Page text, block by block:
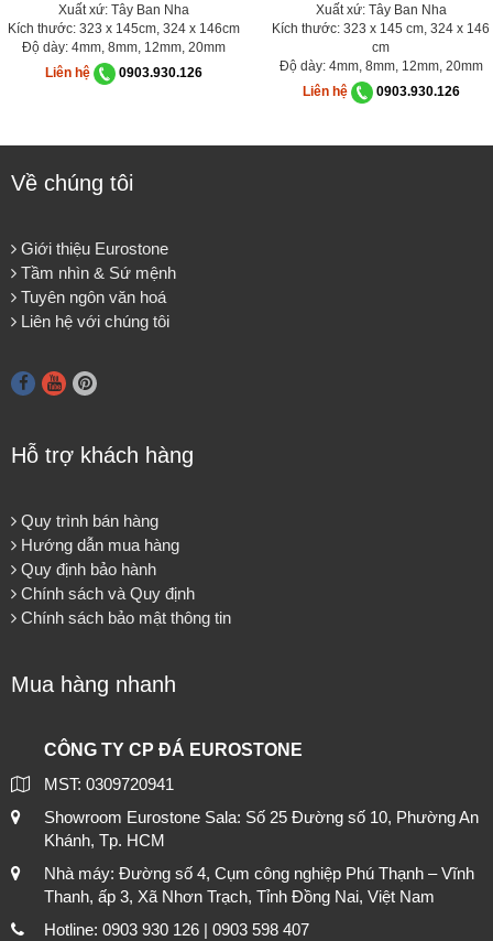
Xuất xứ: Tây Ban Nha
Kích thước: 323 x 145cm, 324 x 146cm
Độ dày: 4mm, 8mm, 12mm, 20mm
Liên hệ
0903.930.126
Xuất xứ: Tây Ban Nha
Kích thước: 323 x 145 cm, 324 x 146
cm
Độ dày: 4mm, 8mm, 12mm, 20mm
Liên hệ
0903.930.126
Về chúng tôi
Giới thiệu Eurostone
Tầm nhìn & Sứ mệnh
Tuyên ngôn văn hoá
Liên hệ với chúng tôi
Hỗ trợ khách hàng
Quy trình bán hàng
Hướng dẫn mua hàng
Quy định bảo hành
Chính sách và Quy định
Chính sách bảo mật thông tin
Mua hàng nhanh
CÔNG TY CP ĐÁ EUROSTONE
MST: 0309720941
Showroom Eurostone Sala: Số 25 Đường số 10, Phường An
Khánh, Tp. HCM
Nhà máy: Đường số 4, Cụm công nghiệp Phú Thạnh – Vĩnh
Thanh, ấp 3, Xã Nhơn Trạch, Tỉnh Đồng Nai, Việt Nam
Hotline: 0903 930 126 | 0903 598 407